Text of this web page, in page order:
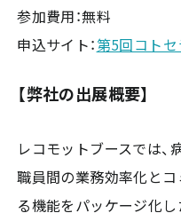
参加費用：無料
申込サイト：第5回コトセ
【弊社の出展概要】
レコモットブースでは、
職員間の業務効率化と
る機能をパッケージ化